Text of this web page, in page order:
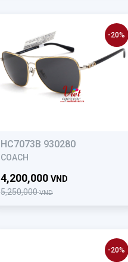
HC7073B 930280
COACH
5,250,000VND
4,200,000 VND
-20%
-20%